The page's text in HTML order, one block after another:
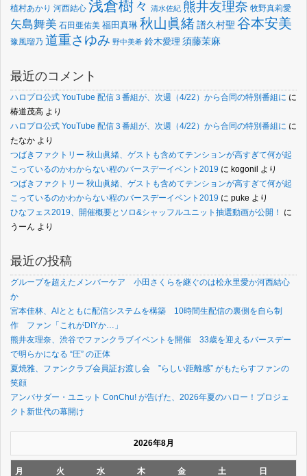
植村あかり 河西結心 浅倉樹々 清水佐紀 熊井友理奈 牧野真莉愛
矢島舞美 石田亜佑美 福田真琳 秋山眞緒譜久村聖 谷本安美
豫風瑠乃 道重さゆみ 野中美希 鈴木愛理 須藤茉麻
最近のコメント
ハロプロ公式 YouTube 配信３番組が、次週（4/22）から合同の特別番組に に
椿道茂高 より
ハロプロ公式 YouTube 配信３番組が、次週（4/22）から合同の特別番組に に
たなか より
つばきファクトリー 秋山眞緒、ゲストも含めてテンションが高すぎて何が起
こっているのかわからない程のバースデーイベント2019 に kogonil より
つばきファクトリー 秋山眞緒、ゲストも含めてテンションが高すぎて何が起
こっているのかわからない程のバースデーイベント2019 に puke より
ひなフェス2019、開催概要とソロ&シャッフルユニット抽選動画が公開！
に
うーん より
最近の投稿
グループを超えたメンバーケア 小田さくらを継ぐのは松永里愛か河西結心
か
宮本佳林、AIとともに配信システムを構築 10時間生配信の裏側を自ら制
作 ファン「これがDIYか…」
熊井友理奈、渋谷でファンクラブイベントを開催 33歳を迎えるバースデー
で明らかになる “圧” の正体
夏焼雅、ファンクラブ会員証お渡し会 ”らしい距離感” がもたらすファンの
笑顔
アンバサダー・ユニット ConChu! が告げた、2026年夏のハロー！プロジェ
クト新世代の幕開け
2026年8月
月 火 水 木 金 土 日